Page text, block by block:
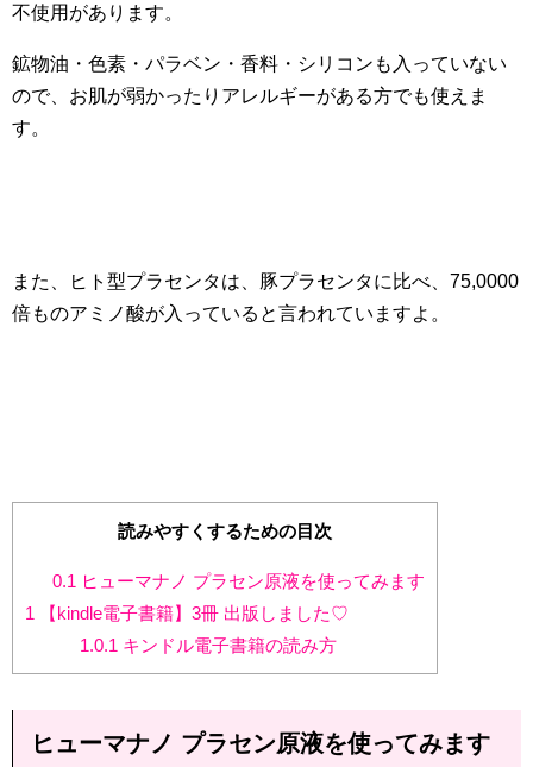
不使用があります。
鉱物油・色素・パラベン・香料・シリコンも入っていない
ので、お肌が弱かったりアレルギーがある方でも使えま
す。
また、ヒト型プラセンタは、豚プラセンタに比べ、75,0000
倍ものアミノ酸が入っていると言われていますよ。
読みやすくするための目次
0.1 ヒューマナノ プラセン原液を使ってみます
1 【kindle電子書籍】3冊 出版しました♡
1.0.1 キンドル電子書籍の読み方
ヒューマナノ プラセン原液を使ってみます